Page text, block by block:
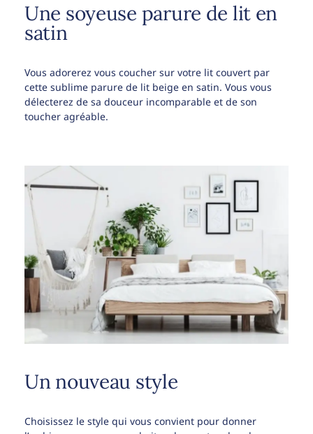
Une soyeuse parure de lit en
satin
Vous adorerez vous coucher sur votre lit couvert par
cette sublime parure de lit beige en satin. Vous vous
délecterez de sa douceur incomparable et de son
toucher agréable.
Un nouveau style
Choisissez le style qui vous convient pour donner